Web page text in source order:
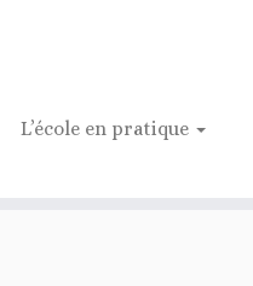
L’école en pratique